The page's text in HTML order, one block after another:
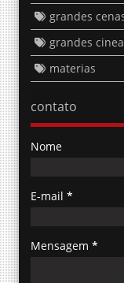
grandes
grandes
materias
contato
Nome
E-mail *
Mensagem *